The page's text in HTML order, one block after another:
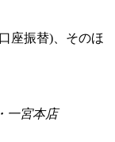
座振替)、そのほ
一宮本店